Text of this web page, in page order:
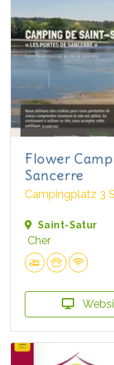
Flower
Sancerre
Campingplatz 3
Saint-Satur
Cher